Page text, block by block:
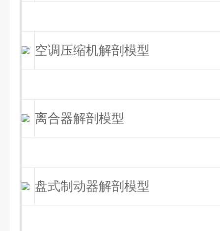
空调压缩机解剖模型
离合器解剖模型
盘式制动器解剖模型